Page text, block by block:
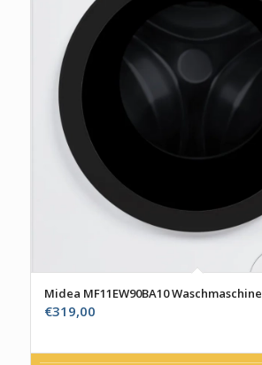
Midea MF11EW90BA10 Waschmaschine
€319,00